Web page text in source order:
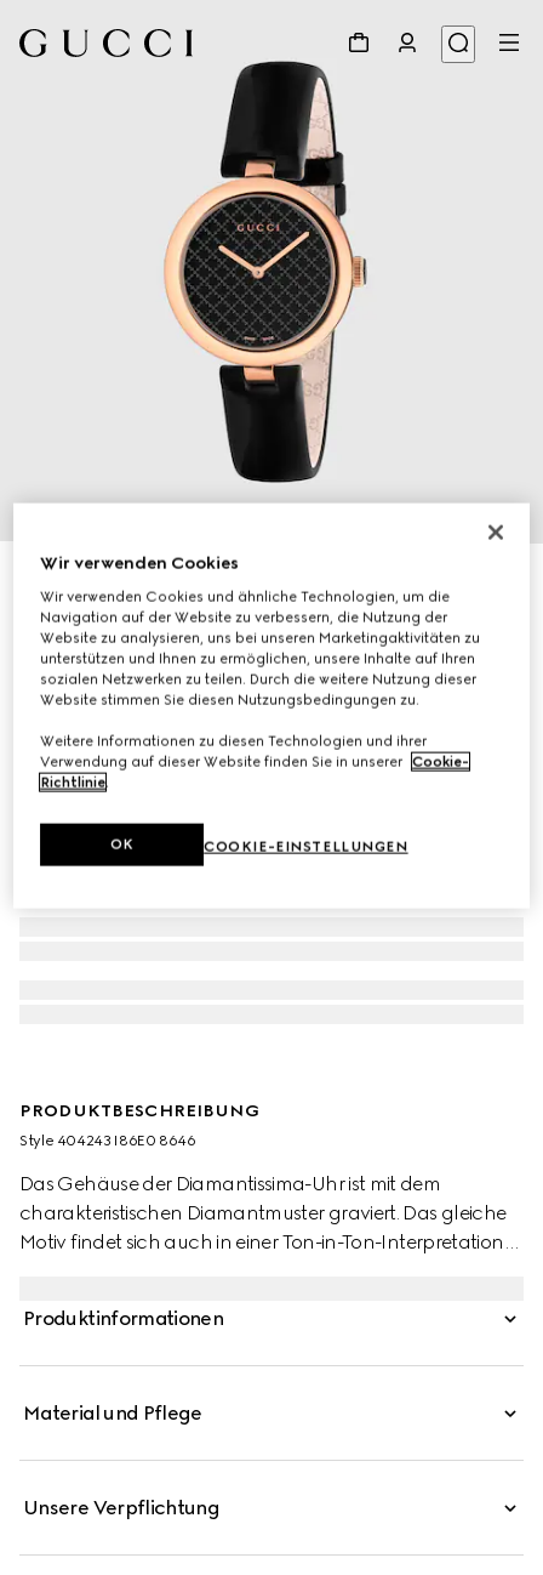
Diamantissima Uhr, 32mm
€ 1.500
PRODUKTBESCHREIBUNG
Style ‎404243 I86E0 8646
Das Gehäuse der Diamantissima-Uhr ist mit dem
charakteristischen Diamantmuster graviert. Das gleiche
Motiv findet sich auch in einer Ton-in-Ton-Interpretation
Produktinformationen
Material und Pflege
Unsere Verpflichtung
Wir verwenden Cookies
Wir verwenden Cookies und ähnliche Technologien, um die
Navigation auf der Website zu verbessern, die Nutzung der
Website zu analysieren, uns bei unseren Marketingaktivitäten zu
unterstützen und Ihnen zu ermöglichen, unsere Inhalte auf Ihren
sozialen Netzwerken zu teilen. Durch die weitere Nutzung dieser
Website stimmen Sie diesen Nutzungsbedingungen zu.
Weitere Informationen zu diesen Technologien und ihrer
Verwendung auf dieser Website finden Sie in unserer Cookie-
Richtlinie.
COOKIE-EINSTELLUNGEN
OK